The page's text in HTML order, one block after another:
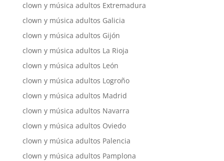
clown y música adultos Extremadura
clown y música adultos Galicia
clown y música adultos Gijón
clown y música adultos La Rioja
clown y música adultos León
clown y música adultos Logroño
clown y música adultos Madrid
clown y música adultos Navarra
clown y música adultos Oviedo
clown y música adultos Palencia
clown y música adultos Pamplona